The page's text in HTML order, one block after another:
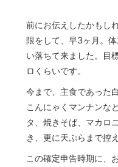
前にお伝えしたかもし
限をして、早3ヶ月。
い落ちて来ました。目
ロくらいです。
今まで、主食であった
こんにゃくマンナンな
タ、焼きそば、マカロ
き、更に天ぷらまで控
この確定申告時期に、